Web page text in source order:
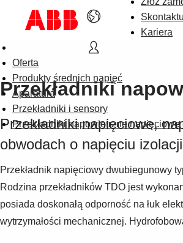
Kariera
Oferta
Produkty średnich napięć
Aparatura
Przekładniki i sensory
Przekładniki napowietrzne
Przekładniki
Przekładniki napięciowe,
obwodach o napięciu
Przekładnik napięciowy dwubiegunowy
Rodzina przekładników TDO jest
posiada doskonałą odporność na łuk
wytrzymałości mechanicznej.